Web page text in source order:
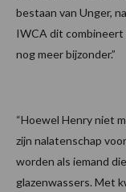
bestaan van Unger,
IWCA dit combineert
nog meer bijzonder.”
“Hoewel Henry niet
zijn nalatenschap
worden als iemand
glazenwassers. Met